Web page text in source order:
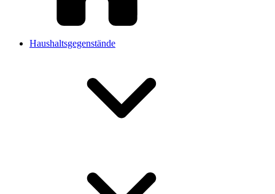
Haushaltsgegenstände